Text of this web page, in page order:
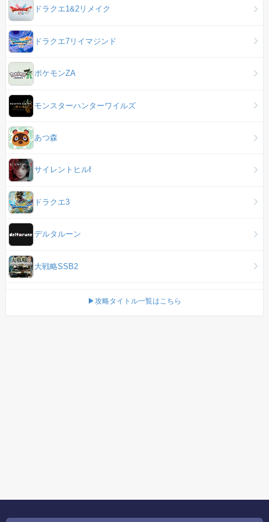
ドラクエ1&2リメイク
ドラクエ7リイマジンド
ポケモンZA
モンスターハンターワイルズ
あつ森
サイレントヒルf
ドラクエ3
デルタルーン
大戦略SSB2
▶攻略タイトル一覧はこちら